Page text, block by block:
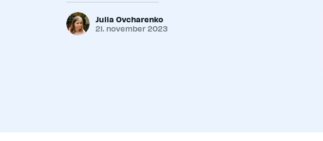
Julia Ovcharenko
21. november 2023